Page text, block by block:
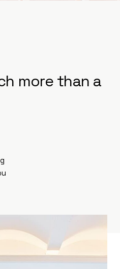
more than a